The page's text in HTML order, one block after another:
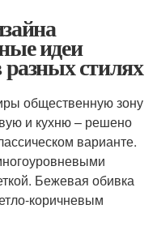
идеи
разных стилях
общественную зону
и кухню – решено
варианте.
Бежевая обивка
коричневым